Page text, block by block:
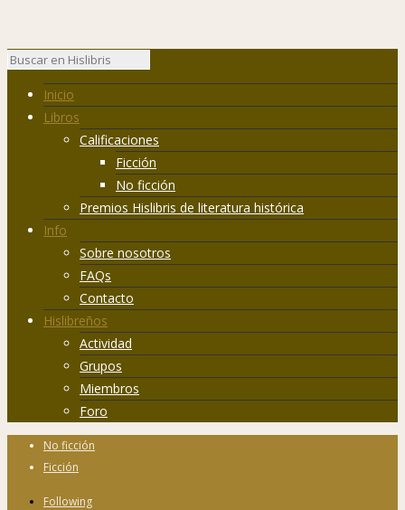
Inicio
Libros
Calificaciones
Ficción
No ficción
Premios Hislibris de literatura histórica
Info
Sobre nosotros
FAQs
Contacto
Hislibreños
Actividad
Grupos
Miembros
Foro
No ficción
Ficción
Following